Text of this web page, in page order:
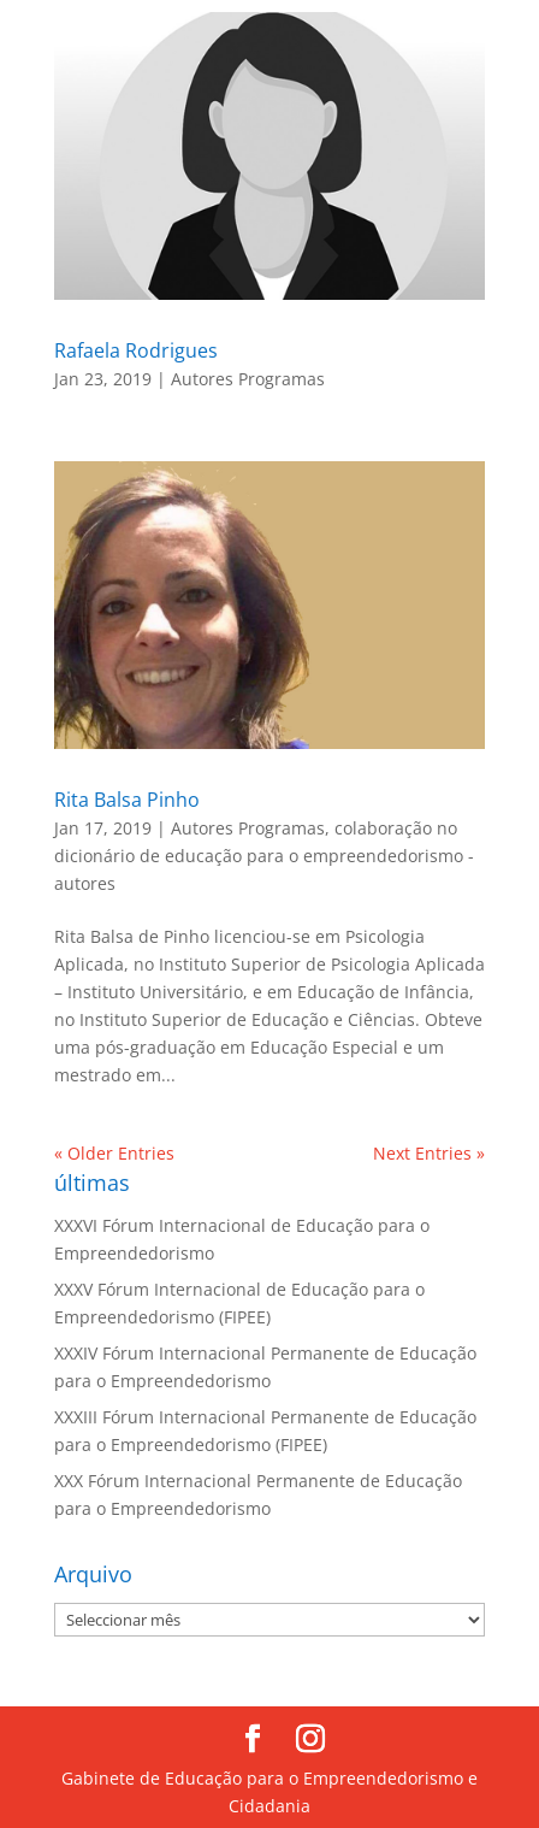
Rafaela Rodrigues
Jan 23, 2019| Autores Programas
Rita Balsa Pinho
Jan 17, 2019| Autores Programas, colaboração no
dicionário de educação para o empreendedorismo -
autores
Rita Balsa de Pinho licenciou-se em Psicologia
Aplicada, no Instituto Superior de Psicologia Aplicada
– Instituto Universitário, e em Educação de Infância,
no Instituto Superior de Educação e Ciências. Obteve
uma pós-graduação em Educação Especial e um
mestrado em...
« Older Entries Next Entries »
últimas
XXXVI Fórum Internacional de Educação para o
Empreendedorismo
XXXV Fórum Internacional de Educação para o
Empreendedorismo (FIPEE)
XXXIV Fórum Internacional Permanente de Educação
para o Empreendedorismo
XXXIII Fórum Internacional Permanente de Educação
para o Empreendedorismo (FIPEE)
XXX Fórum Internacional Permanente de Educação
para o Empreendedorismo
Arquivo
Arquivo
Gabinete de Educação para o Empreendedorismo e
Cidadania